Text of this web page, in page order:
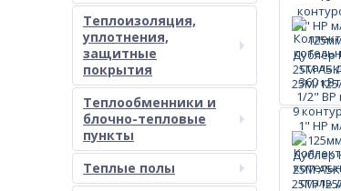
Теплоизоляция,
уплотнения,
защитные
покрытия
Теплообменники и
блочно-тепловые
пункты
Теплые полы